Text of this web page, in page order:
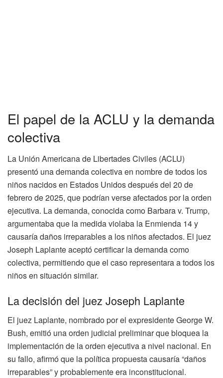
El papel de la ACLU y la demanda
colectiva
La Unión Americana de Libertades Civiles (ACLU)
presentó una demanda colectiva en nombre de todos los
niños nacidos en Estados Unidos después del 20 de
febrero de 2025, que podrían verse afectados por la orden
ejecutiva. La demanda, conocida como Barbara v. Trump,
argumentaba que la medida violaba la Enmienda 14 y
causaría daños irreparables a los niños afectados. El juez
Joseph Laplante aceptó certificar la demanda como
colectiva, permitiendo que el caso representara a todos los
niños en situación similar.
La decisión del juez Joseph Laplante
El juez Laplante, nombrado por el expresidente George W.
Bush, emitió una orden judicial preliminar que bloquea la
implementación de la orden ejecutiva a nivel nacional. En
su fallo, afirmó que la política propuesta causaría “daños
irreparables” y probablemente era inconstitucional.